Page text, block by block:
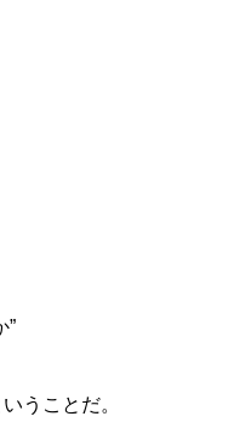
”
うことだ。